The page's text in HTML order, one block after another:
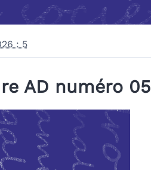
: 5
AD numéro 05